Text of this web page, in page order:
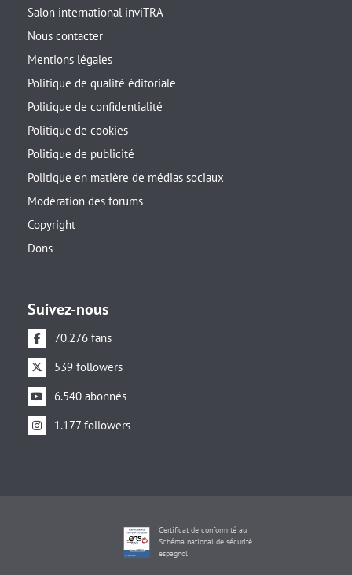
Salon international inviTRA
Nous contacter
Mentions légales
Politique de qualité éditoriale
Politique de confidentialité
Politique de cookies
Politique de publicité
Politique en matière de médias sociaux
Modération des forums
Copyright
Dons
Suivez-nous
70.276 fans
539 followers
6.540 abonnés
1.177 followers
Certificat de conformité au
Schéma national de sécurité
espagnol